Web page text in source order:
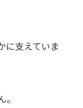
に支えていま